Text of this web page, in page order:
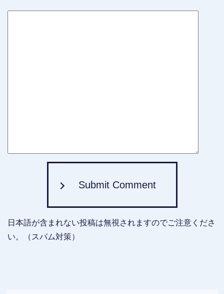
Submit Comment
日本語が含まれない投稿は無視されますのでご注意くださ
い。（スパム対策）